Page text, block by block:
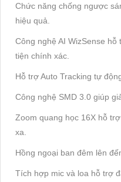
Chức năng chống ngược
hiệu quả.
Công nghệ AI WizSense
tiện chính xác.
Hỗ trợ Auto Tracking tự
Công nghệ SMD 3.0 giúp
Zoom quang học 16X hỗ
xa.
Hồng ngoại ban đêm lên
Tích hợp mic và loa hỗ trợ